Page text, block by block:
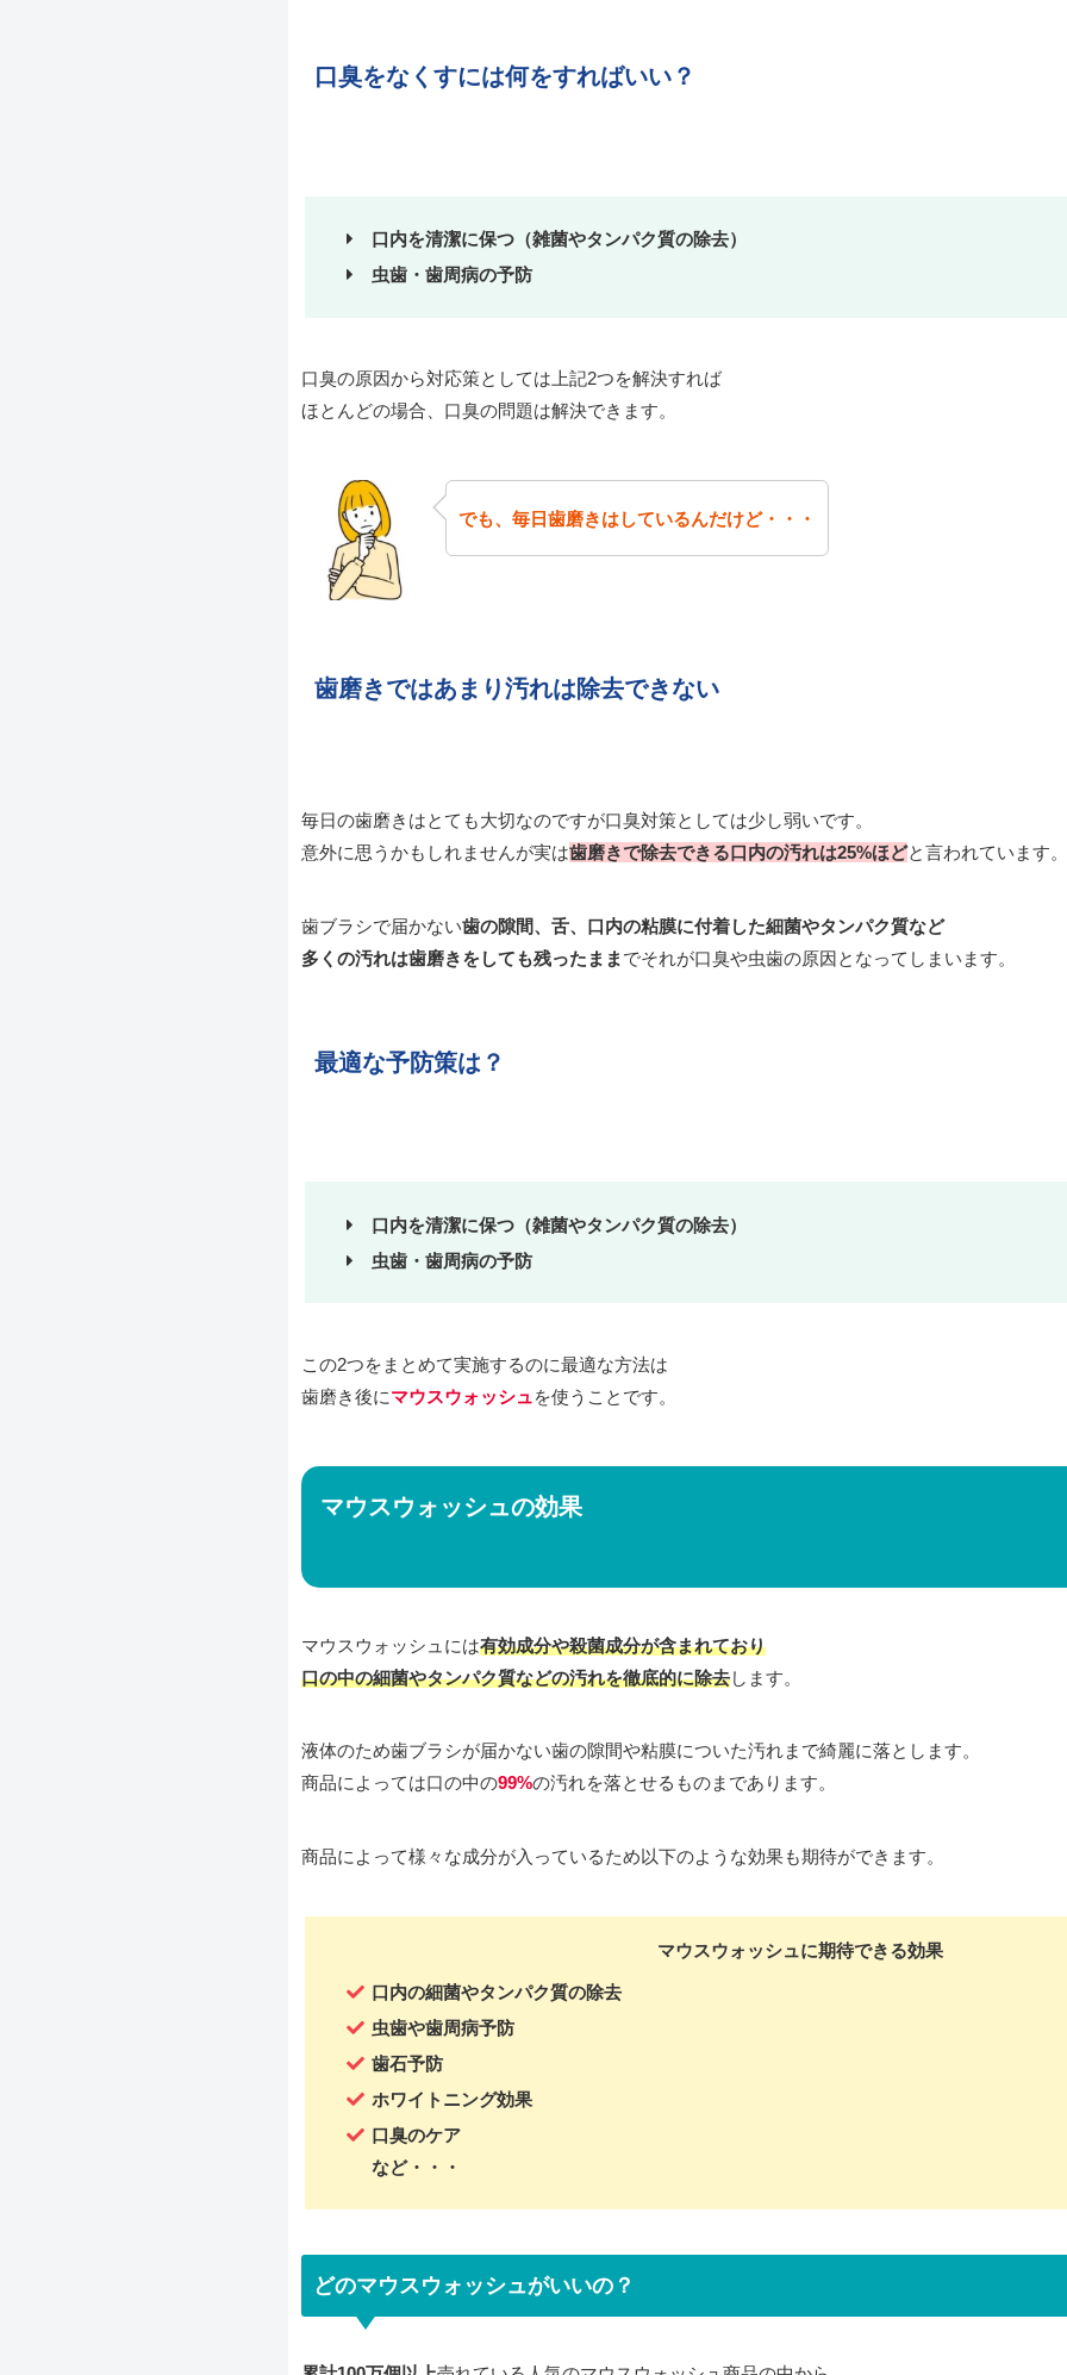
口臭をなくすには何をすればいい？
口内を清潔に保つ（雑菌やタンパク質の除去）
虫歯・歯周病の予防
口臭の原因から対応策としては上記2つを解決すれば
ほとんどの場合、口臭の問題は解決できます。
でも、毎日歯磨きはしているんだけど・・・
歯磨きではあまり汚れは除去できない
毎日の歯磨きはとても大切なのですが口臭対策としては少し弱いです。
意外に思うかもしれませんが実は歯磨きで除去できる口内の汚れは25%ほどと言われています。
歯ブラシで届かない歯の隙間、舌、口内の粘膜に付着した細菌やタンパク質など
多くの汚れは歯磨きをしても残ったまま でそれが口臭や虫歯の原因となってしまいます。
最適な予防策は？
口内を清潔に保つ（雑菌やタンパク質の除去）
虫歯・歯周病の予防
この2つをまとめて実施するのに最適な方法は
歯磨き後にマウスウォッシュを使うことです。
マウスウォッシュの効果
マウスウォッシュには有効成分や殺菌成分が含まれており
口の中の細菌やタンパク質などの汚れを徹底的に除去します。
液体のため歯ブラシが届かない歯の隙間や粘膜についた汚れまで綺麗に落とします。
商品によっては口の中の99%の汚れを落とせるものまであります。
商品によって様々な成分が入っているため以下のような効果も期待ができます。
マウスウォッシュに期待できる効果
口内の細菌やタンパク質の除去
虫歯や歯周病予防
歯石予防
ホワイトニング効果
口臭のケア
など・・・
どのマウスウォッシュがいいの？